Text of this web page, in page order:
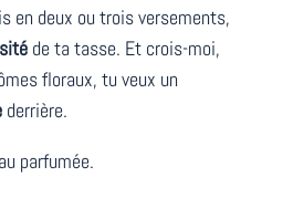
en deux ou trois versements,
de ta tasse. Et crois-moi,
floraux, tu veux un
derrière.
parfumée.